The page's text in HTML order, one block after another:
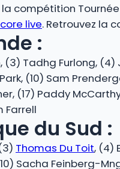
compétition
live. Retrouvez la
:
(3) Tadhg Furlong,
(10) Sam
(17) Paddy
Farrell
du Sud :
Thomas Du Toit, (4)
Sacha Feinberg-